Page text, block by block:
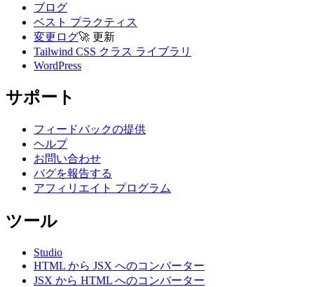
ブログ
ベスト プラクティス
変更ログ🚀 更新
Tailwind CSS クラス ライブラリ
WordPress
サポート
フィードバックの提供
ヘルプ
お問い合わせ
バグを報告する
アフィリエイト プログラム
ツール
Studio
HTML から JSX へのコンバーター
JSX から HTML へのコンバーター